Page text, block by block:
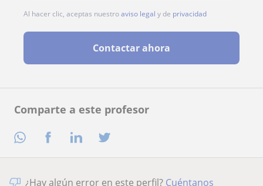
Comparte a este profesor
Al hacer clic, aceptas nuestroaviso legal y de privacidad
Contactar ahora
¿Hay algún error en este perfil? Cuéntanos